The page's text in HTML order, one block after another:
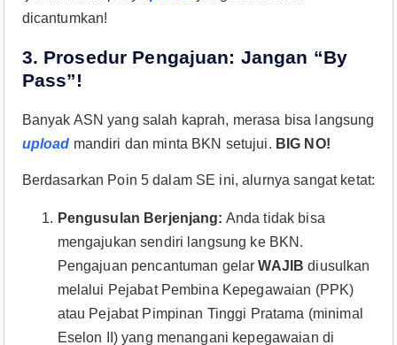
dicantumkan!
3. Prosedur Pengajuan: Jangan “By
Pass”!
Banyak ASN yang salah kaprah, merasa bisa langsung
upload mandiri dan minta BKN setujui. BIG NO!
Berdasarkan Poin 5 dalam SE ini, alurnya sangat ketat:
Pengusulan Berjenjang: Anda tidak bisa
mengajukan sendiri langsung ke BKN.
Pengajuan pencantuman gelarWAJIB diusulkan
melalui Pejabat Pembina Kepegawaian (PPK)
atau Pejabat Pimpinan Tinggi Pratama (minimal
Eselon II) yang menangani kepegawaian di